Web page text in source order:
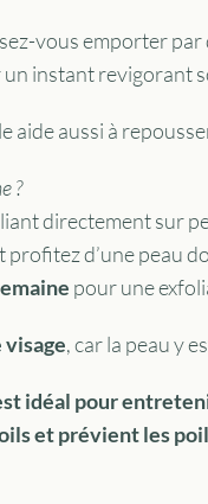
vous emporter
instant revigorant
aide aussi à
?
directement sur
profitez d’une peau
pour une
visage, car la peau y
idéal pour
et prévient les